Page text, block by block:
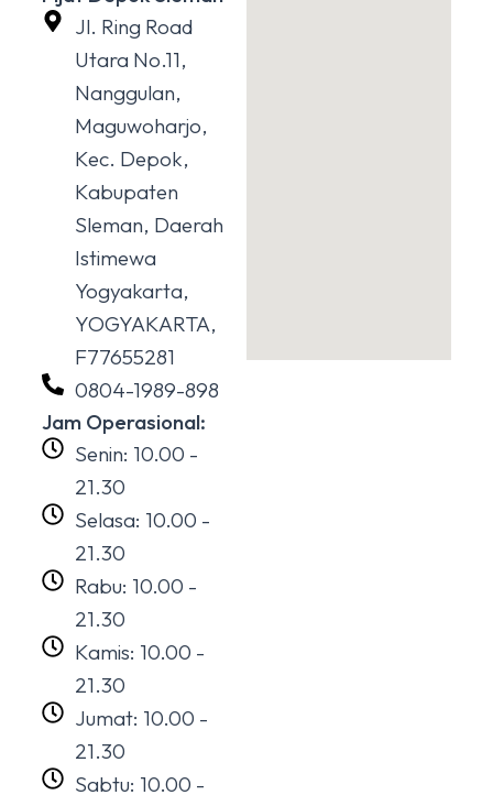
Jl. Ring Road
Utara No.11,
Nanggulan,
Maguwoharjo,
Kec. Depok,
Kabupaten
Sleman, Daerah
Istimewa
Yogyakarta,
YOGYAKARTA,
F77655281
0804-1989-898
Jam Operasional:
Senin: 10.00 -
21.30
Selasa: 10.00 -
21.30
Rabu: 10.00 -
21.30
Kamis: 10.00 -
21.30
Jumat: 10.00 -
21.30
Sabtu: 10.00 -